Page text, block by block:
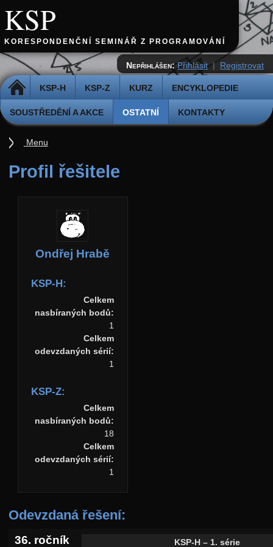
KSP
KORESPONDENČNÍ SEMINÁŘ Z PROGRAMOVÁNÍ
DOMŮ KSP-H KSP-Z KURZ ENCYKLOPEDIE
SOUSTŘEDĚNÍ A AKCE OSTATNÍ KONTAKTY
Nepřihlášen: Přihlásit | Registrovat
Profil řešitele
Ondřej Hrabě
KSP-H:
Celkem
nasbíraných bodů:
1
Celkem
odevzdaných sérií:
1
KSP-Z:
Celkem
nasbíraných bodů:
18
Celkem
odevzdaných sérií:
1
Odevzdaná řešení:
36. ročník KSP-H – 1. série
Menu